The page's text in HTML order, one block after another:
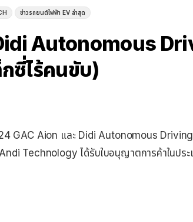
ข่าวรถยนต์ไฟฟ้า EV ล่าสุด
Autonomous
ซี่ไร้คนขับ)
GAC Aion และ Didi Autonomous
Technology ได้รับใบอนุญาตการค้าในปร